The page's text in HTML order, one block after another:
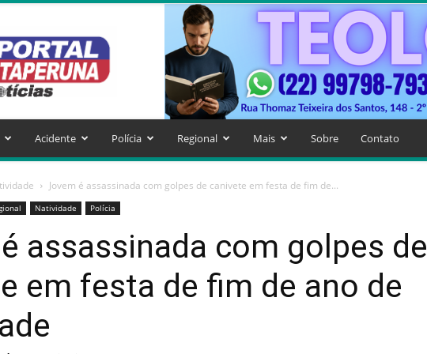
Portal
Itaperuna
Notícias
Acidente Polícia Regional Mais Sobre Contato
Jovem é assassinada com golpes de canivete em festa de fim de...
Natividade Polícia
assassinada com golpes de
em festa de fim de ano de